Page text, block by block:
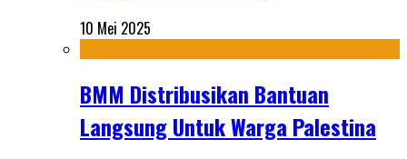
10 Mei 2025
BMM Distribusikan Bantuan
Langsung Untuk Warga Palestina